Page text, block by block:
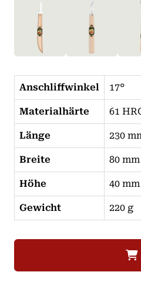
Beschaffenheit
Anschliffwinkel 17°
Materialhärte 61
Länge 230
Breite 80 mm
Höhe 40 mm
Gewicht 220 g